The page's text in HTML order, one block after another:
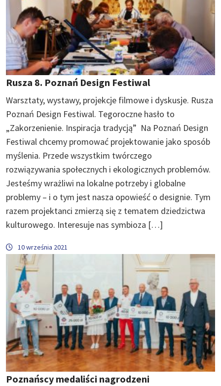
Rusza 8. Poznań Design Festiwal
Warsztaty, wystawy, projekcje filmowe i dyskusje. Rusza
Poznań Design Festiwal. Tegoroczne hasło to
„Zakorzenienie. Inspiracja tradycją” Na Poznań Design
Festiwal chcemy promować projektowanie jako sposób
myślenia. Przede wszystkim twórczego
rozwiązywania społecznych i ekologicznych problemów.
Jesteśmy wrażliwi na lokalne potrzeby i globalne
problemy – i o tym jest nasza opowieść o designie. Tym
razem projektanci zmierzą się z tematem dziedzictwa
kulturowego. Interesuje nas symbioza […]
10 września 2021
Poznańscy medaliści nagrodzeni